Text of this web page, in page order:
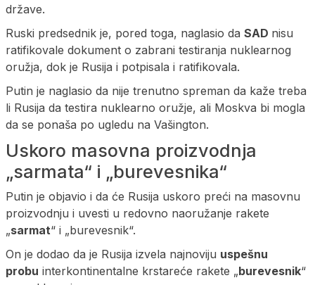
države.
Ruski predsednik je, pored toga, naglasio da SAD nisu
ratifikovale dokument o zabrani testiranja nuklearnog
oružja, dok je Rusija i potpisala i ratifikovala.
Putin je naglasio da nije trenutno spreman da kaže treba
li Rusija da testira nuklearno oružje, ali Moskva bi mogla
da se ponaša po ugledu na Vašington.
Uskoro masovna proizvodnja
„sarmata“ i „burevesnika“
Putin je objavio i da će Rusija uskoro preći na masovnu
proizvodnju i uvesti u redovno naoružanje rakete
„sarmat“ i „burevesnik“.
On je dodao da je Rusija izvela najnoviju uspešnu
probu interkontinentalne krstareće rakete „burevesnik“